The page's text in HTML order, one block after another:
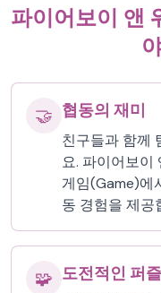
파이어보이 앤
🤝 협동의 재미
친구들과 함께
요. 파이어보이
게임(Game)에
동 경험을 제공
🧩 도전적인 퍼즐